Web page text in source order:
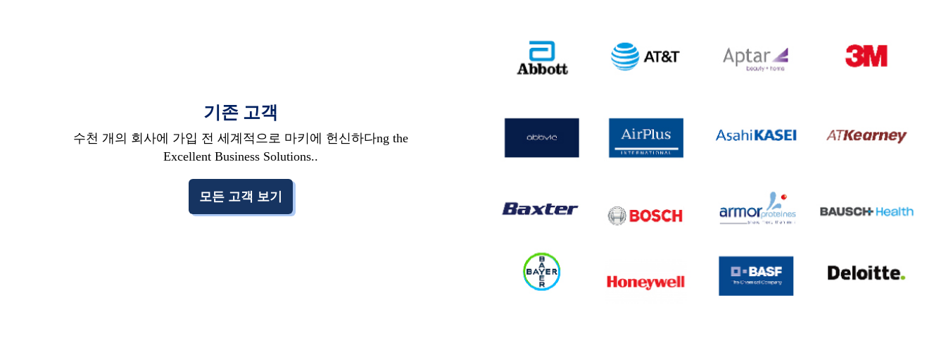
기존 고객
수천 개의 회사에 가입 전 세계적으로 마키에 헌신하다ng the
Excellent Business Solutions..
모든 고객 보기